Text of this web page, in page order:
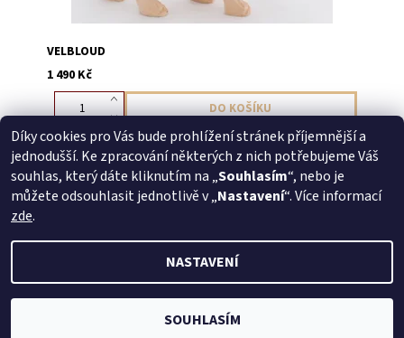
VELBLOUD
1 490 Kč
Buďte první, kdo napíše příspěvek k této položce.
Přidat komentář
práva vyhrazena
Vytvořil Shoptet
Díky cookies pro Vás bude prohlížení stránek příjemnější a
jednodušší. Ke zpracování některých z nich potřebujeme Váš
souhlas, který dáte kliknutím na „Souhlasím“, nebo je
můžete odsouhlasit jednotlivě v „Nastavení“. Více informací
zde.
NASTAVENÍ
SOUHLASÍM